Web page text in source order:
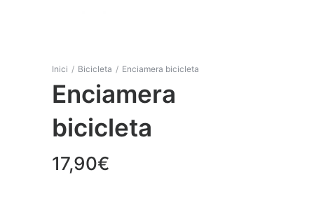
Inici / Bicicleta / Enciamera bicicleta
Enciamera
bicicleta
17,90€